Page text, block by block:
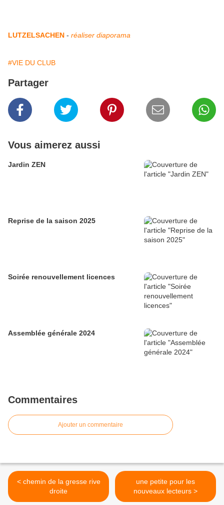
LUTZELSACHEN - réaliser diaporama
#VIE DU CLUB
Partager
Vous aimerez aussi
Jardin ZEN
Reprise de la saison 2025
Soirée renouvellement licences
Assemblée générale 2024
Commentaires
Ajouter un commentaire
< chemin de la gresse rive
droite
une petite pour les
nouveaux lecteurs >